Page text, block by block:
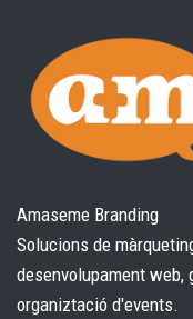
Amaseme Branding
Solucions de
desenvolupament
organiztació d'events.